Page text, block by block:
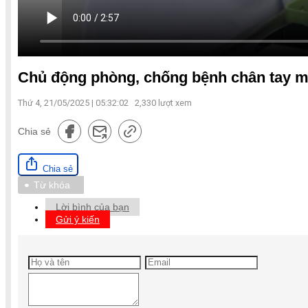
Chủ động phòng, chống bệnh chân tay
Thứ 4, 21/05/2025 | 05:32:02 2,330 lượt xem
Chia sẻ
Chia sẻ
Từ khóa
Lời bình của bạn
Gửi ý kiến